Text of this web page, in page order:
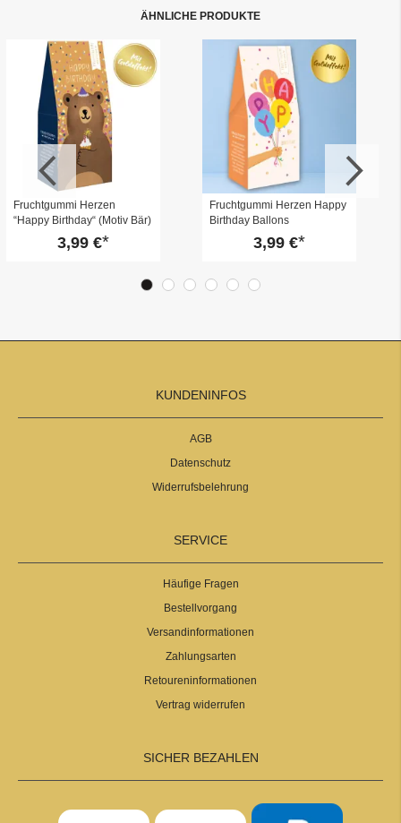
ÄHNLICHE PRODUKTE
Fruchtgummi Herzen
“Happy Birthday“ (Motiv Bär)
3,99 €
Fruchtgummi Herzen Happy
Birthday Ballons
3,99 €
KUNDENINFOS
AGB
Datenschutz
Widerrufsbelehrung
SERVICE
Häufige Fragen
Bestellvorgang
Versandinformationen
Zahlungsarten
Retoureninformationen
Vertrag widerrufen
SICHER BEZAHLEN